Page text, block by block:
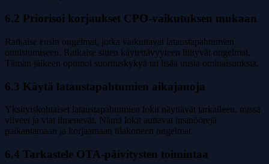
6.2 Priorisoi korjaukset CPO-vaikutuksen mukaan
Ratkaise ensin ongelmat, jotka vaikuttavat lataustapahtumien
onnistumiseen. Ratkaise sitten käytettävyyteen liittyvät ongelmat.
Tämän jälkeen optimoi suorituskykyä tai lisää uusia ominaisuuksia.
6.3 Käytä lataustapahtumien aikajanoja
Yksityiskohtaiset lataustapahtumien lokit näyttävät tarkalleen, missä
viiveet ja viat ilmenevät. Nämä lokit auttavat insinöörejä
paikantamaan ja korjaamaan tilakoneen ongelmat.
6.4 Tarkastele OTA-päivitysten toimintaa